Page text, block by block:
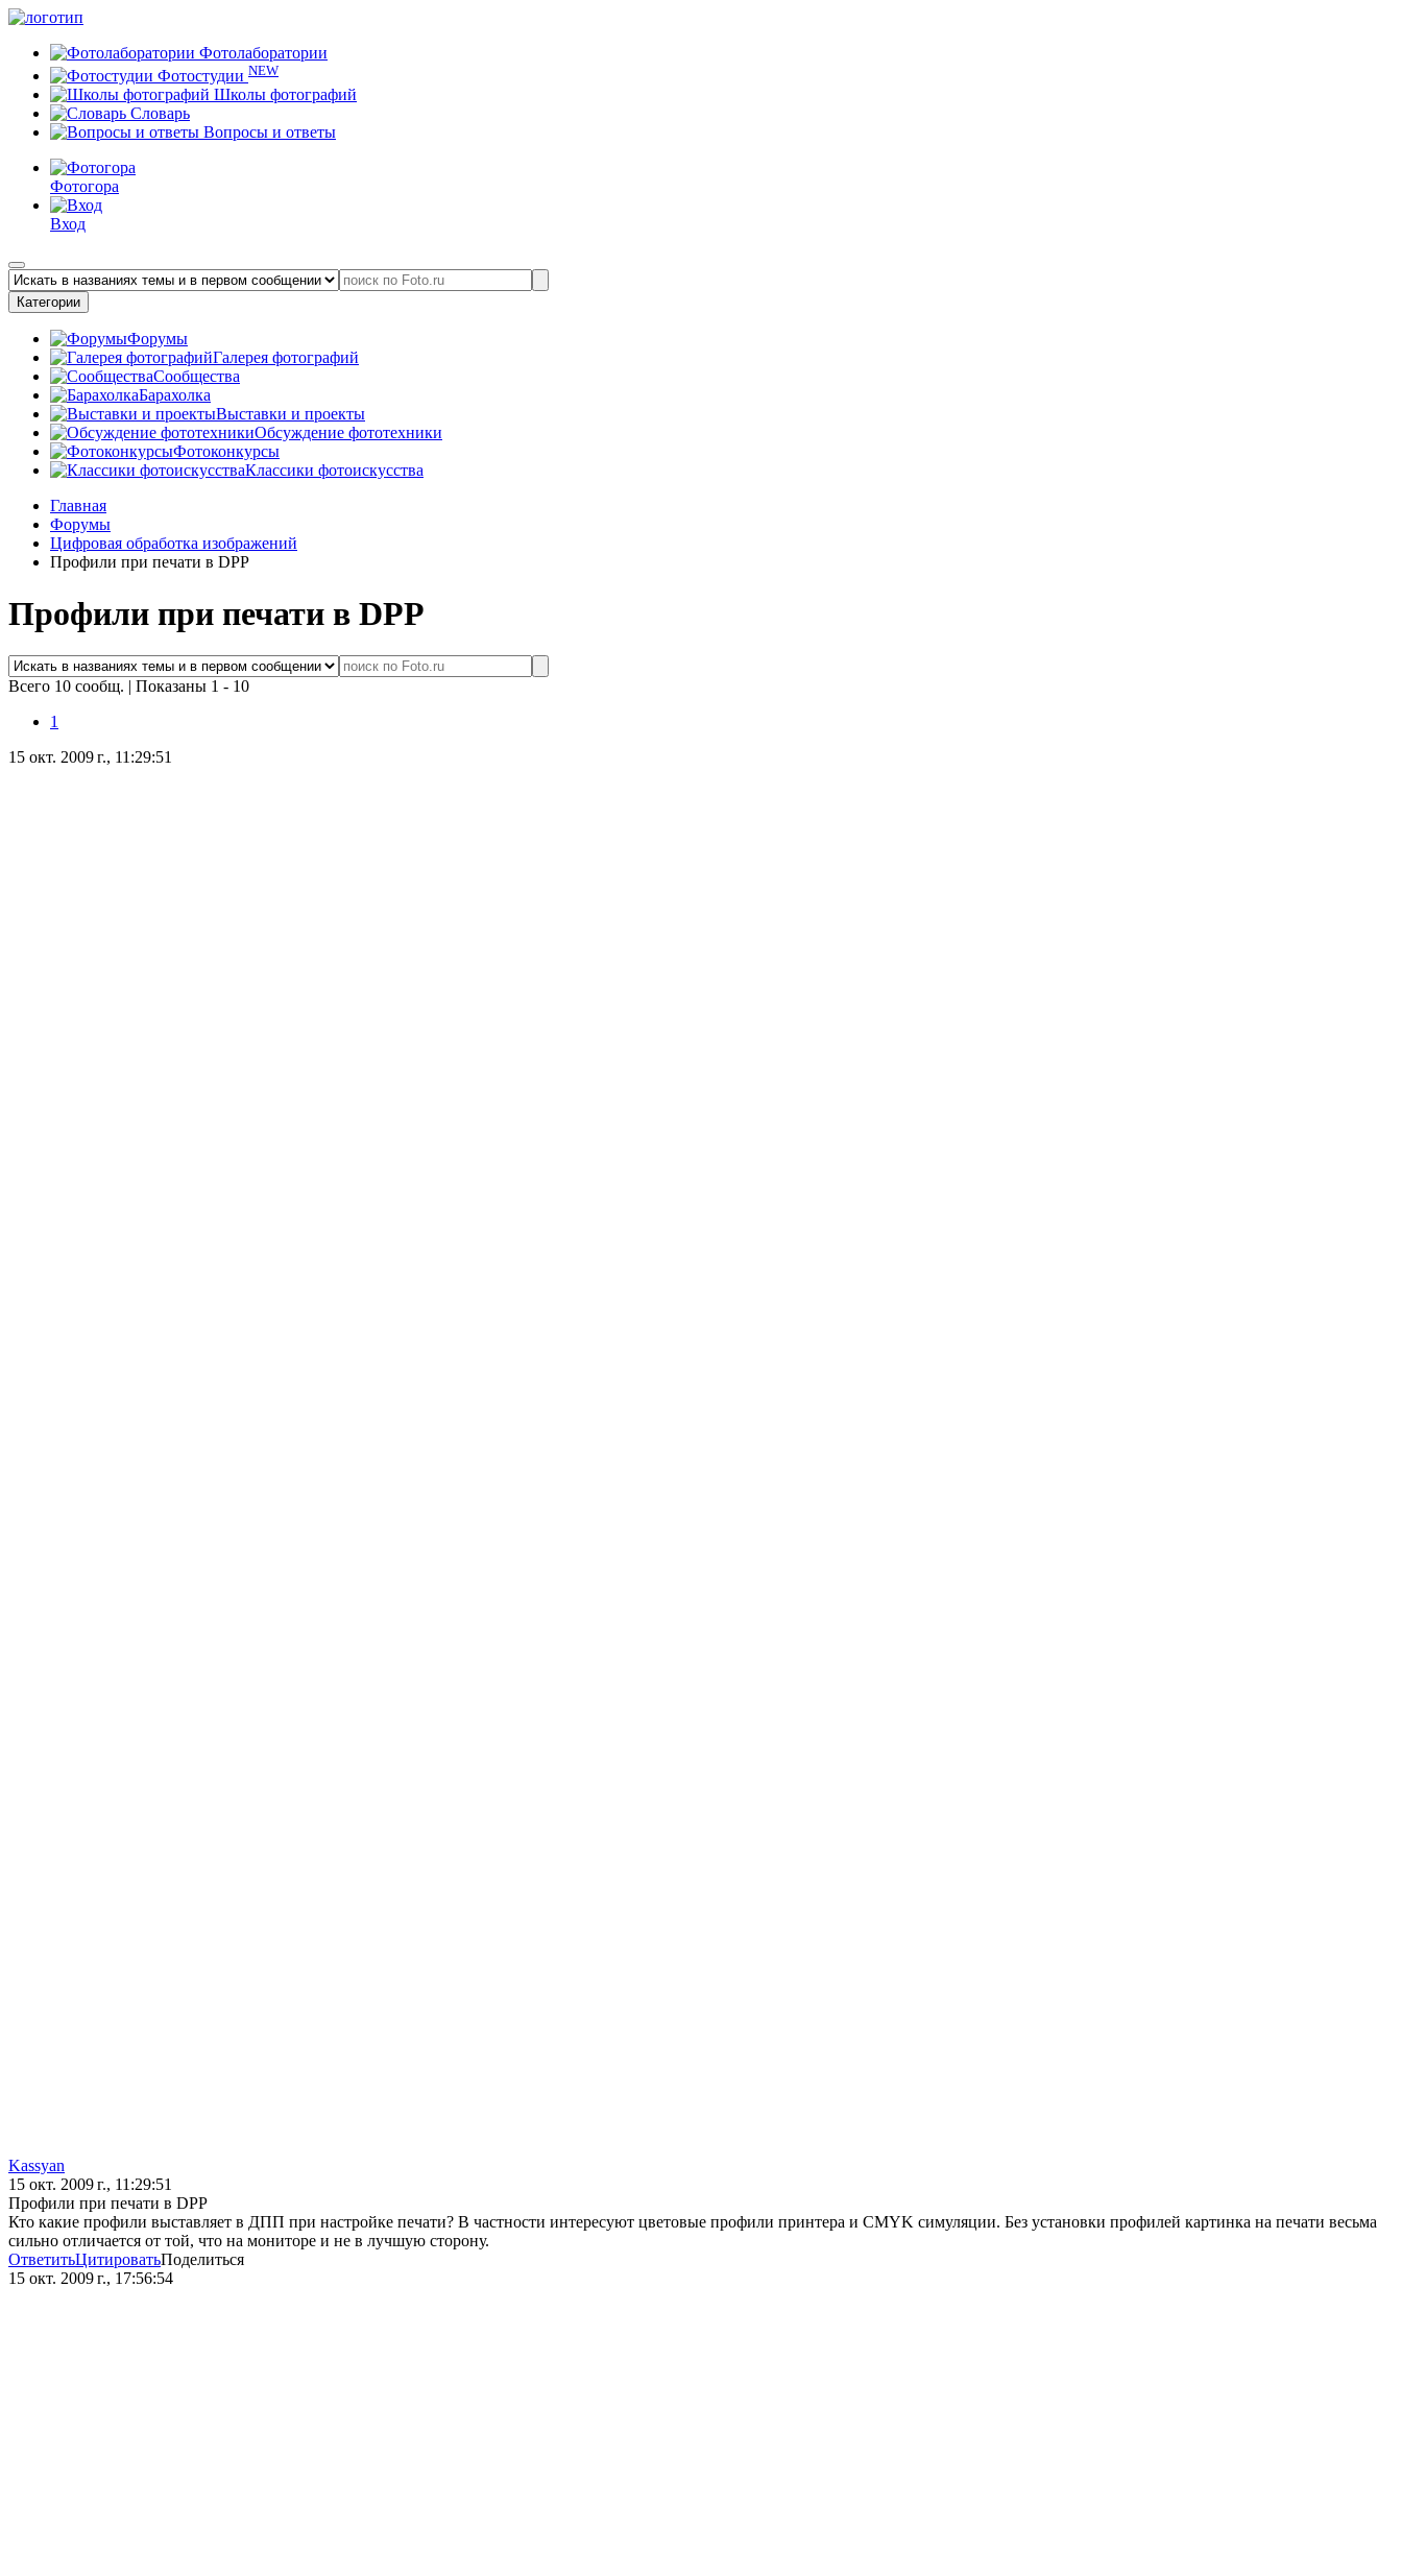
Фотолаборатории
Фотостудии NEW
Школы фотографий
Словарь
Вопросы и ответы
Фотогора
Вход
Категории
Форумы
Галерея фотографий
Сообщества
Барахолка
Выставки и проекты
Обсуждение фототехники
Фотоконкурсы
Классики фотоискусства
Главная
Форумы
Цифровая обработка изображений
Профили при печати в DPP
Профили при печати в DPP
Всего 10 сообщ. | Показаны 1 - 10
1
15 окт. 2009 г., 11:29:51
Kassyan
15 окт. 2009 г., 11:29:51
Профили при печати в DPP
Кто какие профили выставляет в ДПП при настройке печати? В частности интересуют цветовые профили принтера и CMYK симуляции. Без установки профилей картинка на печати весьма
сильно отличается от той, что на мониторе и не в лучшую сторону.
ОтветитьЦитироватьПоделиться
15 окт. 2009 г., 17:56:54